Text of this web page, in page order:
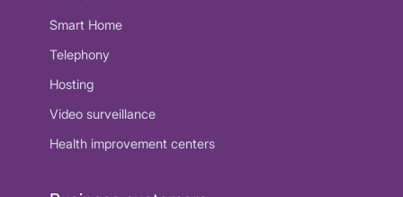
Smart Home
Telephony
Hosting
Video surveillance
Health improvement centers